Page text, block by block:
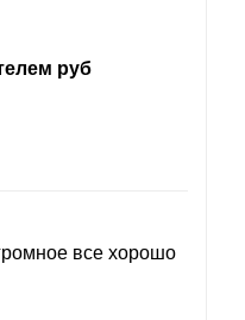
руб
все хорошо